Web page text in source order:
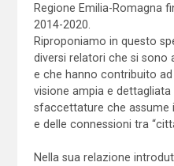
Regione Emilia-Romagna
2014-2020.
Riproponiamo in questo
diversi relatori che si sono
e che hanno contribuito
visione ampia e
sfaccettature che assume
e delle connessioni tra
Nella sua relazione